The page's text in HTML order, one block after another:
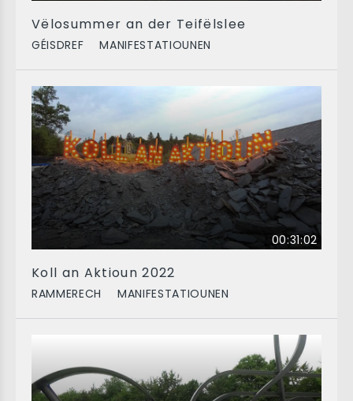
Vëlosummer an der Teifëlslee
GÉISDREF MANIFESTATIOUNEN
00:31:02
Koll an Aktioun 2022
RAMMERECH MANIFESTATIOUNEN